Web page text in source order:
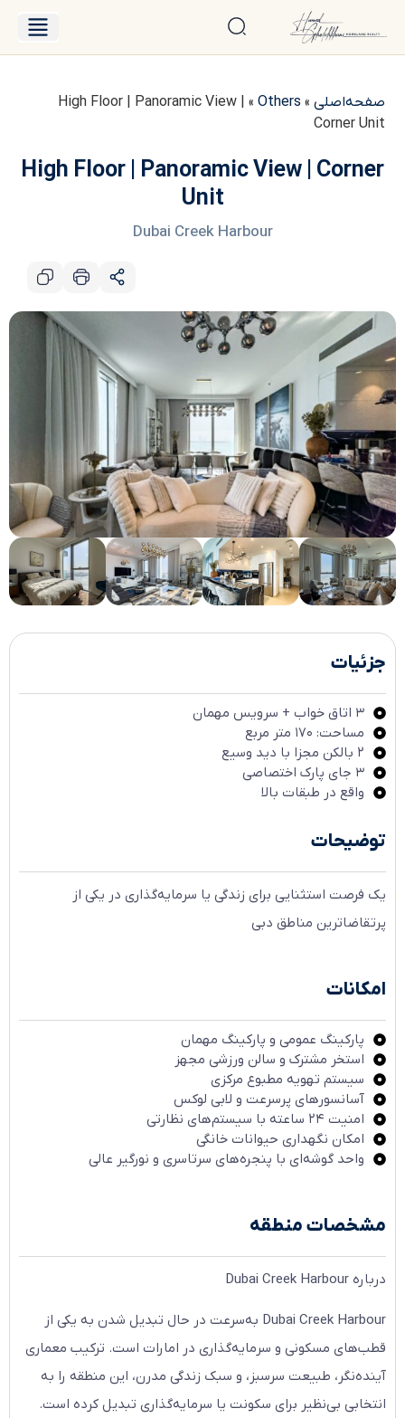
صفحه‌اصلی»
Others
»
High Floor | Panoramic View |
Corner Unit
High Floor | Panoramic View | Corner
Unit
Dubai Creek Harbour
جزئیات
۳ اتاق خواب + سرویس مهمان
مساحت: ۱۷۰ متر مربع
۲ بالکن مجزا با دید وسیع
۳ جای پارک اختصاصی
واقع در طبقات بالا
توضیحات
یک فرصت استثنایی برای زندگی یا سرمایه‌گذاری در یکی از
پرتقاضاترین مناطق دبی
امکانات
پارکینگ عمومی و پارکینگ مهمان
استخر مشترک و سالن ورزشی مجهز
سیستم تهویه مطبوع مرکزی
آسانسورهای پرسرعت و لابی لوکس
امنیت ۲۴ ساعته با سیستم‌های نظارتی
امکان نگهداری حیوانات خانگی
واحد گوشه‌ای با پنجره‌های سرتاسری و نورگیر عالی
مشخصات منطقه
درباره Dubai Creek Harbour
Dubai Creek Harbour به‌سرعت در حال تبدیل شدن به یکی از
قطب‌های مسکونی و سرمایه‌گذاری در امارات است. ترکیب معماری
آینده‌نگر، طبیعت سرسبز، و سبک زندگی مدرن، این منطقه را به
انتخابی بی‌نظیر برای سکونت یا سرمایه‌گذاری تبدیل کرده است.